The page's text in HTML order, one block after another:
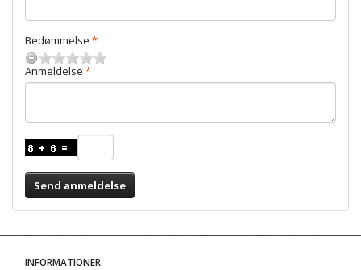
Bedømmelse
Anmeldelse
Send anmeldelse
INFORMATIONER